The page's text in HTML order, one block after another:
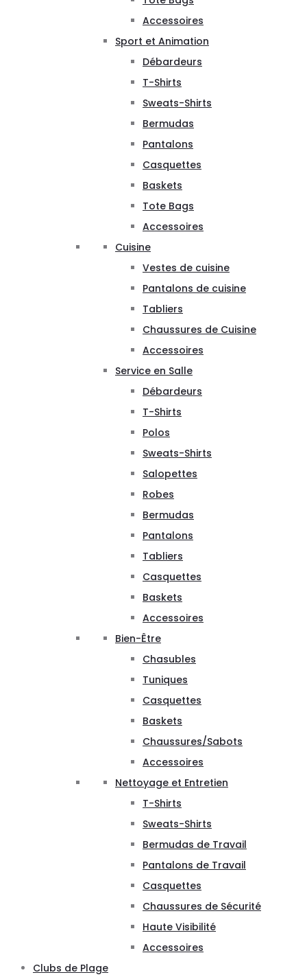
Accessoires
Sport et Animation
Débardeurs
T-Shirts
Sweats-Shirts
Bermudas
Pantalons
Casquettes
Baskets
Tote Bags
Accessoires
Cuisine
Vestes de cuisine
Pantalons de cuisine
Tabliers
Chaussures de Cuisine
Accessoires
Service en Salle
Débardeurs
T-Shirts
Polos
Sweats-Shirts
Salopettes
Robes
Bermudas
Pantalons
Tabliers
Casquettes
Baskets
Accessoires
Bien-Être
Chasubles
Tuniques
Casquettes
Baskets
Chaussures/Sabots
Accessoires
Nettoyage et Entretien
T-Shirts
Sweats-Shirts
Bermudas de Travail
Pantalons de Travail
Casquettes
Chaussures de Sécurité
Haute Visibilité
Accessoires
Clubs de Plage